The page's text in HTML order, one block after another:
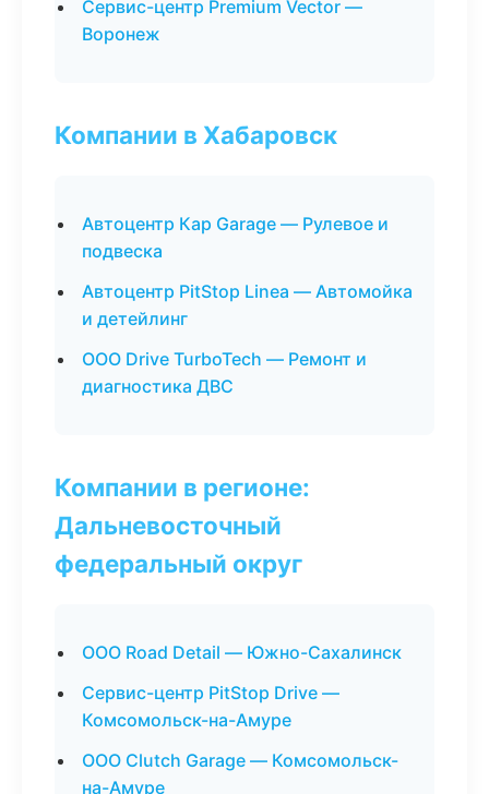
Сервис-центр Premium Vector —
Воронеж
Компании в Хабаровск
Автоцентр Кар Garage — Рулевое и
подвеска
Автоцентр PitStop Linea — Автомойка
и детейлинг
ООО Drive TurboTech — Ремонт и
диагностика ДВС
Компании в регионе:
Дальневосточный
федеральный округ
ООО Road Detail — Южно-Сахалинск
Сервис-центр PitStop Drive —
Комсомольск-на-Амуре
ООО Clutch Garage — Комсомольск-
на-Амуре